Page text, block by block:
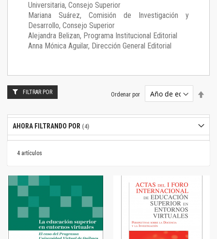
Universitaria, Consejo Superior
Mariana Suárez, Comisión de Investigación y
Desarrollo, Consejo Superior
Alejandra Belizan, Programa Institucional Editorial
Anna Mónica Aguilar, Dirección General Editorial
4 artículos
Ordenar por
FILTRAR POR
AHORA FILTRANDO POR